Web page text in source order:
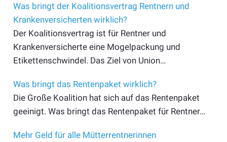
Was bringt der Koalitionsvertrag Rentnern und
Krankenversicherten wirklich?
Der Koalitionsvertrag ist für Rentner und
Krankenversicherte eine Mogelpackung und
Etikettenschwindel. Das Ziel von Union…
Was bringt das Rentenpaket wirklich?
Die Große Koalition hat sich auf das Rentenpaket
geeinigt. Was bringt das Rentenpaket für Rentner…
Mehr Geld für alle Mütterrentnerinnen